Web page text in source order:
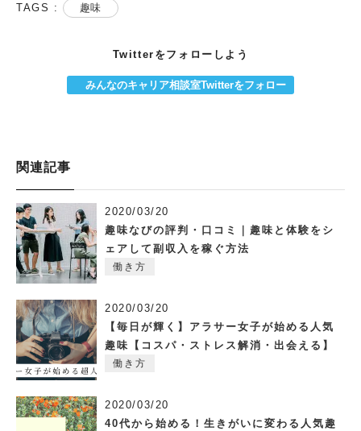
TAGS : 趣味
Twitterをフォローしよう
みんなのキャリア相談室Twitterをフォロー
関連記事
2020/03/20
趣味なびの評判・口コミ｜趣味と体験をシ
ェアして副収入を稼ぐ方法
働き方
2020/03/20
【毎日が輝く】アラサー女子が始める人気
趣味【コスパ・ストレス解消・出会える】
働き方
2020/03/20
40代から始める！生きがいに変わる人気趣